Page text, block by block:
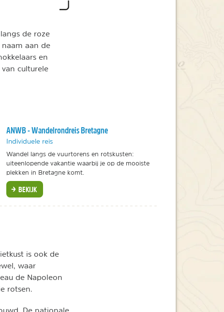
de roze
aan de
en
culturele
ANWB - Wandelrondreis Bretagne
Individuele reis
Wandel langs de vuurtorens en rotskusten:
uiteenlopende vakantie waarbij je op de mooiste
plekken in Bretagne komt.
BEKIJK
is ook de
waar
de Napoleon
rotsen.
De nationale